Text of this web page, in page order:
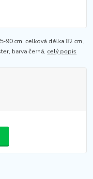
90 cm, celková délka 82 cm,
barva černá, celý popis